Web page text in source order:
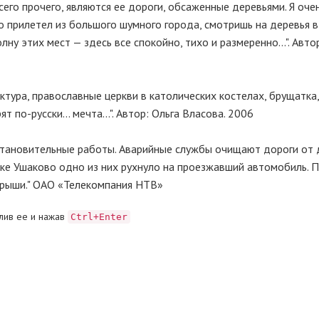
прочего, являются ее дороги, обсаженные деревьями. Я
прилетел из большого шумного города, смотришь на деревья
этих мест — здесь все спокойно, тихо и размеренно...".
православные церкви в католических костелах,
по-русски... мечта...". Автор: Ольга Власова. 2006
работы. Аварийные службы очищают дороги от
Ушаково одно из них рухнуло на проезжавший автомобиль.
ОАО «Телекомпания НТВ»
ее и нажав Ctrl+Enter